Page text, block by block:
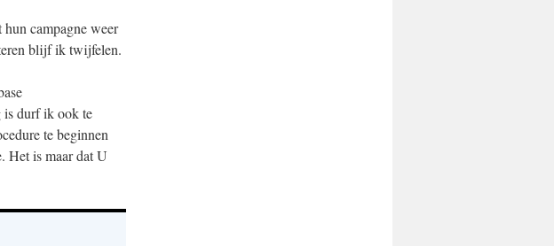
campagne weer
blijf ik twijfelen.
is durf ik ook te
te beginnen
Het is maar dat U